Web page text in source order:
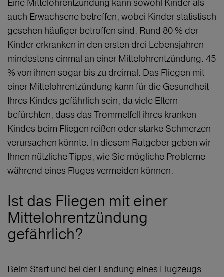
auch Erwachsene betreffen, wobei Kinder statistisch
gesehen häufiger betroffen sind. Rund 80 % der
Kinder erkranken in den ersten drei Lebensjahren
mindestens einmal an einer Mittelohrentzündung. 45
% von ihnen sogar bis zu dreimal. Das Fliegen mit
einer Mittelohrentzündung kann für die Gesundheit
Ihres Kindes gefährlich sein, da viele Eltern
befürchten, dass das Trommelfell ihres kranken
Kindes beim Fliegen reißen oder starke Schmerzen
verursachen könnte. In diesem Ratgeber geben wir
Ihnen nützliche Tipps, wie Sie mögliche Probleme
während eines Fluges vermeiden können.
Ist das Fliegen mit einer
Mittelohrentzündung
gefährlich?
Beim Start und bei der Landung eines Flugzeugs